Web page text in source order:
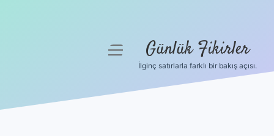
menüyü Günlük Fikirler
İlginç satırlarla farklı bir bakış açısı.